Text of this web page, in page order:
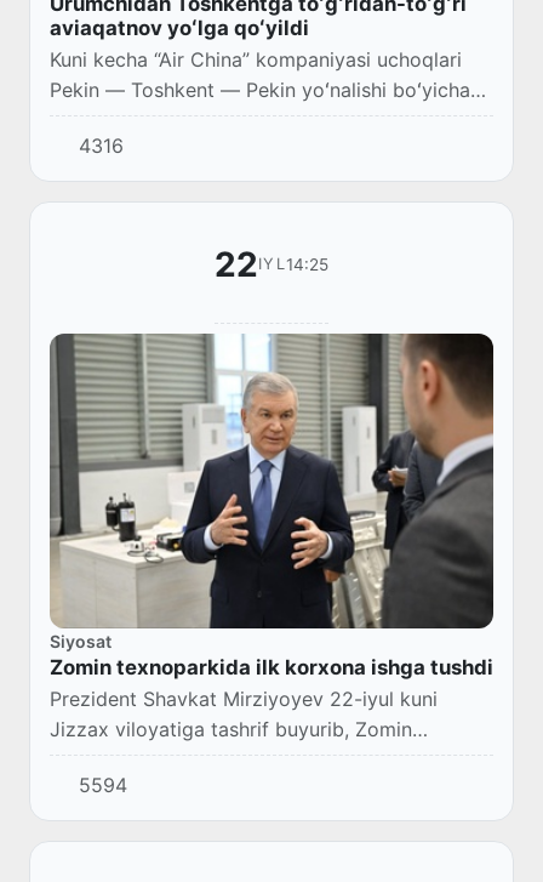
aviaqatnov yoʻlga qoʻyildi
Kuni kecha “Air China” kompaniyasi uchoqlari
Pekin — Toshkent — Pekin yoʻnalishi boʻyicha
qatnovini boshlagandi. Endi esa kompaniya
Urumchidan Toshkentga toʻgʻridan-toʻgʻri
aviarey...
4316
22IYL14:25
Siyosat
Zomin texnoparkida ilk korxona ishga tushdi
Prezident Shavkat Mirziyoyev 22-iyul kuni
Jizzax viloyatiga tashrif buyurib, Zomin
texnoparki maxsus sanoat zonasini borib ko‘rdi.
5594